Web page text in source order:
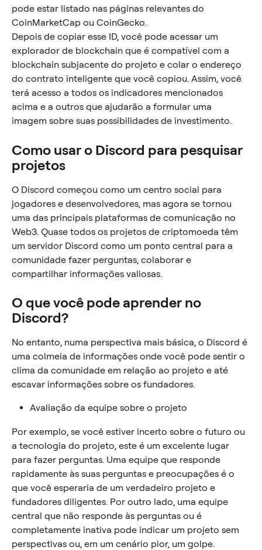
pode estar listado nas páginas relevantes do
CoinMarketCap ou CoinGecko.
Depois de copiar esse ID, você pode acessar um
explorador de blockchain que é compatível com a
blockchain subjacente do projeto e colar o endereço
do contrato inteligente que você copiou. Assim, você
terá acesso a todos os indicadores mencionados
acima e a outros que ajudarão a formular uma
imagem sobre suas possibilidades de investimento.
Como usar o Discord para pesquisar
projetos
O Discord começou como um centro social para
jogadores e desenvolvedores, mas agora se tornou
uma das principais plataformas de comunicação no
Web3. Quase todos os projetos de criptomoeda têm
um servidor Discord como um ponto central para a
comunidade fazer perguntas, colaborar e
compartilhar informações valiosas.
O que você pode aprender no
Discord?
No entanto, numa perspectiva mais básica, o Discord é
uma colmeia de informações onde você pode sentir o
clima da comunidade em relação ao projeto e até
escavar informações sobre os fundadores.
Avaliação da equipe sobre o projeto
Por exemplo, se você estiver incerto sobre o futuro ou
a tecnologia do projeto, este é um excelente lugar
para fazer perguntas. Uma equipe que responde
rapidamente às suas perguntas e preocupações é o
que você esperaria de um verdadeiro projeto e
fundadores diligentes. Por outro lado, uma equipe
central que não responde às perguntas ou é
completamente inativa pode indicar um projeto sem
perspectivas ou, em um cenário pior, um golpe.